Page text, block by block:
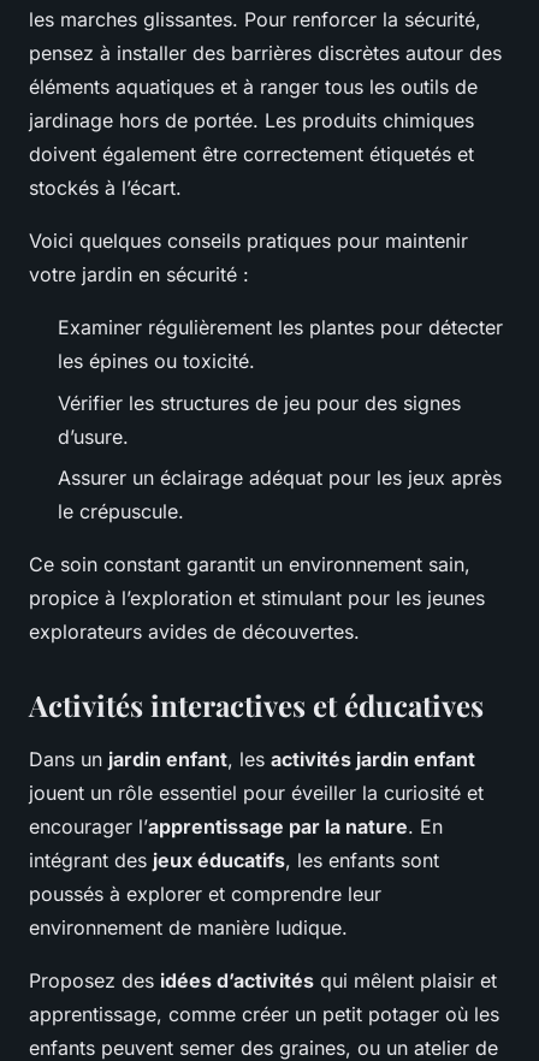
les marches glissantes. Pour renforcer la sécurité,
pensez à installer des barrières discrètes autour des
éléments aquatiques et à ranger tous les outils de
jardinage hors de portée. Les produits chimiques
doivent également être correctement étiquetés et
stockés à l’écart.
Voici quelques conseils pratiques pour maintenir
votre jardin en sécurité :
Examiner régulièrement les plantes pour détecter
les épines ou toxicité.
Vérifier les structures de jeu pour des signes
d’usure.
Assurer un éclairage adéquat pour les jeux après
le crépuscule.
Ce soin constant garantit un environnement sain,
propice à l’exploration et stimulant pour les jeunes
explorateurs avides de découvertes.
Activités interactives et éducatives
Dans un jardin enfant, les activités jardin enfant
jouent un rôle essentiel pour éveiller la curiosité et
encourager l’apprentissage par la nature. En
intégrant des jeux éducatifs, les enfants sont
poussés à explorer et comprendre leur
environnement de manière ludique.
Proposez des idées d’activités qui mêlent plaisir et
apprentissage, comme créer un petit potager où les
enfants peuvent semer des graines, ou un atelier de